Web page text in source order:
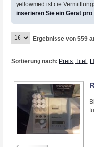
yellowmed ist die
inserieren Sie ein Gerät
Ergebnisse von 559
Sortierung nach: Preis Titel